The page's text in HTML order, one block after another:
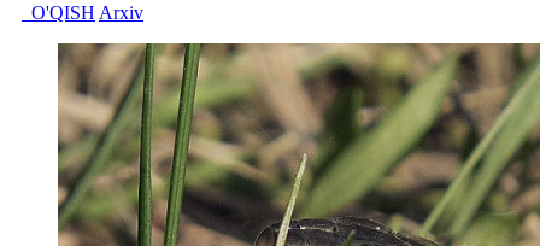
O'QISH Arxiv